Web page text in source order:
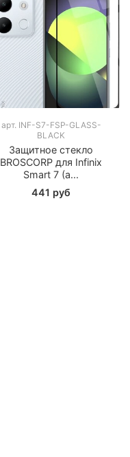
арт. INF-S7-FSP-GLASS-
BLACK
Защитное стекло
BROSCORP для Infinix
Smart 7 (а...
441 руб